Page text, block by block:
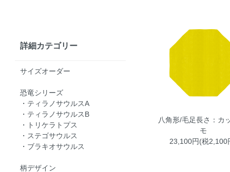
八角形/毛足長さ：カ
モ
23,100円(税2,100
詳細カテゴリー
サイズオーダー
恐竜シリーズ
・ティラノサウルスA
・ティラノサウルスB
・トリケラトプス
・ステゴサウルス
・ブラキオサウルス
柄デザイン